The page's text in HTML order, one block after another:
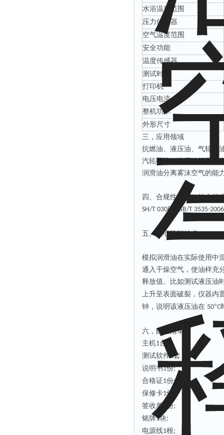
水浴温度范围
压力传感器
空气温度范围
安全功能
温度传感器
测试时间
打印机
电压电流
整机功率
外形尺寸
三， 应用领域
抗燃油、液压油、气轮机
汽轮机油、液压油等石油
润滑油分离雾沫空气的能
四、 合规性要求（核心标
SH/T 0308
GB/T 3535-2006
五、 核心性能特点
模拟润滑油在实际使用中
通入干燥空气，使油样充
释放值。比如测试液压油
上升至表面破裂，仪器内
钟，说明该液压油在 50°C
六，配置清单
主机1台；
测试软件1套；
说明书1份;
合格证1份;
保修卡1份
签收单
份;
铭牌1块;
电源线1根;